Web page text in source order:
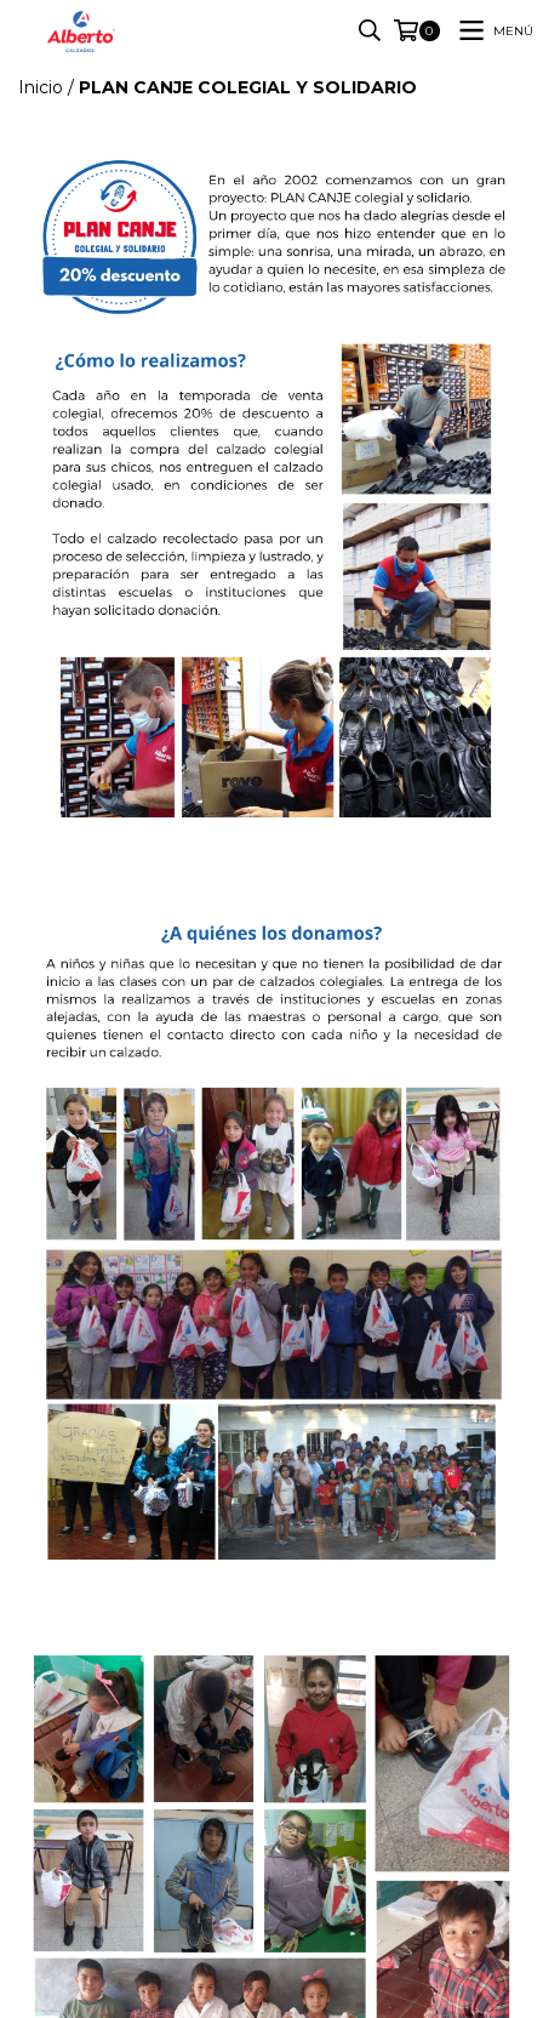
0 MENÚ
Inicio / PLAN CANJE COLEGIAL Y SOLIDARIO